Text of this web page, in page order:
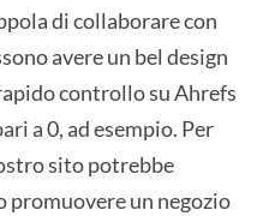
di collaborare con
avere un bel design
controllo su Ahrefs
a 0, ad esempio. Per
sito potrebbe
un negozio